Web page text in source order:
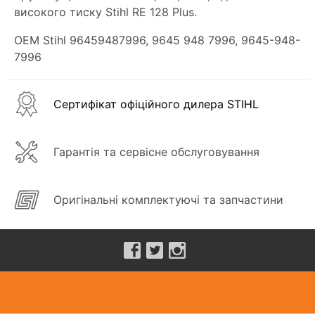
високого тиску Stihl RE 128 Plus.
OEM Stihl 96459487996, 9645 948 7996, 9645-948-
7996
Сертифікат офіційного дилера STIHL
Гарантія та сервісне обслуговування
Оригінальні комплектуючі та запчастини